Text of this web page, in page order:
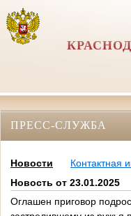
ПРЕСС-СЛУЖБА
Новости
Контактная
Новость от 23.01.2025
Оглашен приговор